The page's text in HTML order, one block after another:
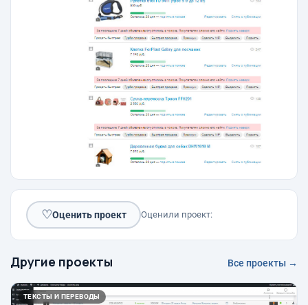
♡Оценить проект Оценили проект:
Другие проекты Все проекты →
ТЕКСТЫ И ПЕРЕВОДЫ